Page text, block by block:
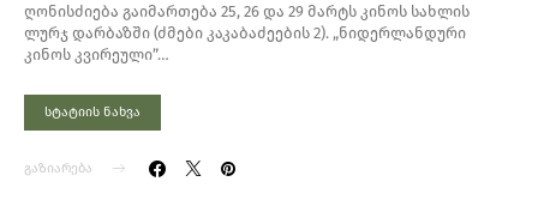
ღონისძიება გაიმართება 25, 26 და 29 მარტს კინოს სახლის
ლურჯ დარბაზში (ძმები კაკაბაძეების 2). „ნიდერლანდური
კინოს კვირეული”…
სტატიის ნახვა
გაზიარება